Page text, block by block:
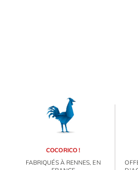
COCORICO !
FABRIQUÉS À RENNES, EN